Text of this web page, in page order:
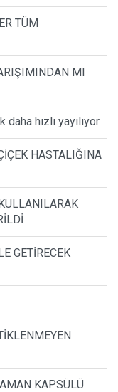
TÜM
MI
hızlı yayılıyor
HASTALIĞINA
GETİRECEK
KAPSÜLÜ